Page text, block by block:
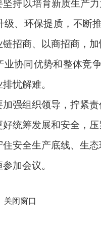
以培育新质生产力
级、环保提质，不断
链招商、以商招商，
业协同优势和整体竞
忧解难。
组织领导，拧紧责
好统筹发展和安全，
安全生产底线、生
加会议。
关闭窗口